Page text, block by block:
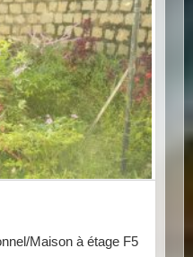
Maison à étage F5